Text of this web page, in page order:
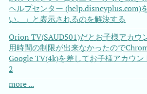
ヘルプセンター (help.disneyplus.com)
い。」と表示されるのを解決する
Orion TV(SAUD501)だとお子様アカウ
用時間の制限が出来なかったので
Google TV(4k)を差してお子様アカウ
2
more ...